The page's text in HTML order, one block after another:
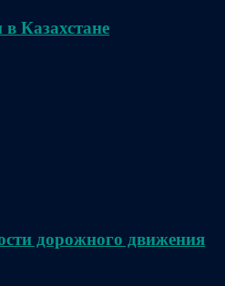
Казахстане
дорожного движения